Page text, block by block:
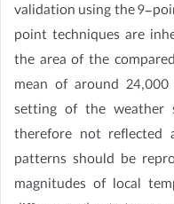
validation using the 9-
point techniques are
the area of the
mean of around
setting of the weather
therefore not reflected
patterns should be
magnitudes of local